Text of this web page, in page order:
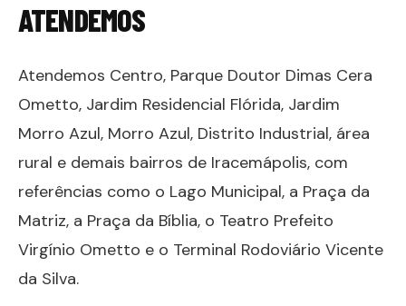
ATENDEMOS
Atendemos Centro, Parque Doutor Dimas Cera
Ometto, Jardim Residencial Flórida, Jardim
Morro Azul, Morro Azul, Distrito Industrial, área
rural e demais bairros de Iracemápolis, com
referências como o Lago Municipal, a Praça da
Matriz, a Praça da Bíblia, o Teatro Prefeito
Virgínio Ometto e o Terminal Rodoviário Vicente
da Silva.